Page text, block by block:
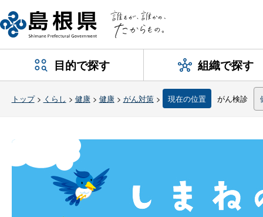
目的で探す 組織で探す
トップ> くらし > 健康> 健康> がん対策> 現在の位置 がん検診